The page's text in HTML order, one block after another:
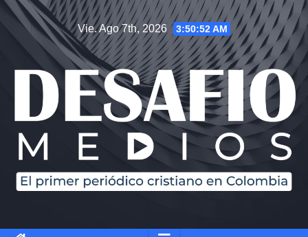
Saltar
contenido
Vie. Ago 7th, 2026 3:50:53 AM